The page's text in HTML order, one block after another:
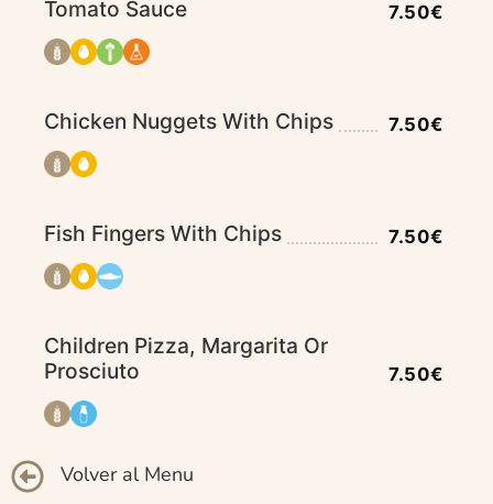
Tomato Sauce
7.50€
Chicken Nuggets With Chips 7.50€
Fish Fingers With Chips 7.50€
Children Pizza, Margarita Or
Prosciuto
7.50€
Volver al Menu